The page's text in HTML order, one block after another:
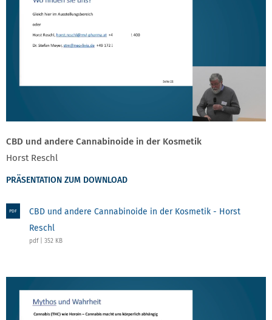
CBD und andere Cannabinoide in der Kosmetik
Horst Reschl
PRÄSENTATION ZUM DOWNLOAD
PDF
CBD und andere Cannabinoide in der Kosmetik - Horst
Reschl
pdf | 352 KB